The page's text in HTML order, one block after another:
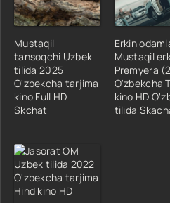
Mustaqil
tansoqchi Uzbek
tilida 2025
O'zbekcha tarjima
kino Full HD
Skchat
Erkin
Mustaqil
Premyera
O'zbekcha
kino HD
tilida